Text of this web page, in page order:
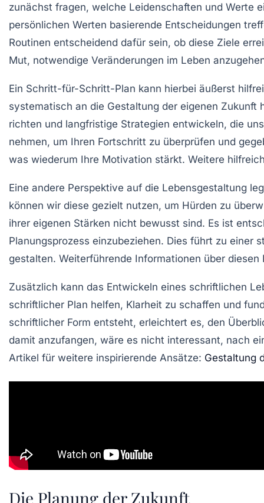
zunächst fragen, welche Leidenschaften und Werte
persönlichen Werten basierende Entscheidungen
Routinen entscheidend dafür sein, ob diese Ziele
Mut, notwendige Veränderungen im Leben
Ein Schritt-für-Schritt-Plan kann hierbei äußerst
systematisch an die Gestaltung der eigenen
richten und langfristige Strategien entwickeln, die
nehmen, um Ihren Fortschritt zu überprüfen und
was wiederum Ihre Motivation stärkt. Weitere
Eine andere Perspektive auf die Lebensgestaltung
können wir diese gezielt nutzen, um Hürden zu
ihrer eigenen Stärken nicht bewusst sind. Es ist
Planungsprozess einzubeziehen. Dies führt zu einer
gestalten. Weiterführende Informationen über
Zusätzlich kann das Entwickeln eines schriftlichen
schriftlicher Plan helfen, Klarheit zu schaffen und
schriftlicher Form entsteht, erleichtert es, den
damit anzufangen, wäre es nicht interessant, nach
Artikel für weitere inspirierende Ansätze: Gestaltung
Die Planung der Zukunft